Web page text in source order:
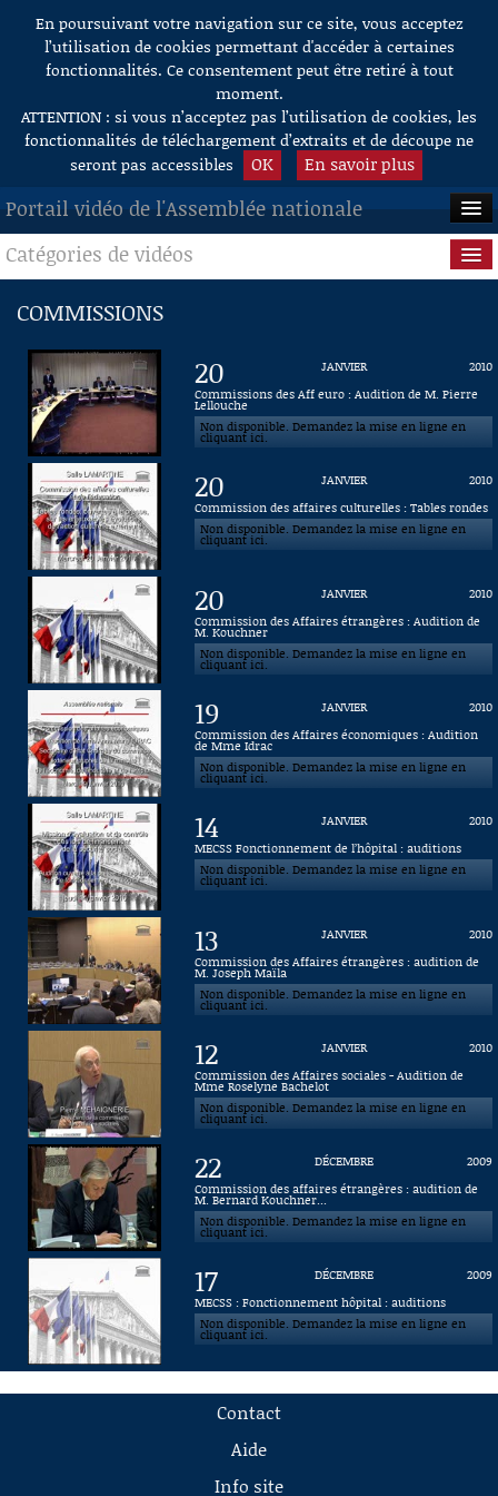
Aller au contenu
En poursuivant votre navigation sur ce site, vous acceptez
l’utilisation de cookies permettant d'accéder à certaines
fonctionnalités. Ce consentement peut être retiré à tout
moment.
ATTENTION : si vous n’acceptez pas l’utilisation de cookies, les
fonctionnalités de téléchargement d’extraits et de découpe ne
seront pas accessibles
OK En savoir plus
Portail vidéo de l'Assemblée nationale
ACCUEIL
EN DIRECT
À LA DEMANDE
RECHERCHE
AIDE À LA DÉCOUPE
DE VIDÉOS
Catégories de vidéos
Questions au Gouvernement
Commissions
Présidence
Évènements
Connaissance, Histoire
COMMISSIONS
20 JANVIER
2010
Commissions des Aff euro : Audition de M. Pierre
Lellouche
Non disponible. Demandez la mise en ligne en
cliquant ici.
20 JANVIER
2010
Commission des affaires culturelles : Tables rondes
Non disponible. Demandez la mise en ligne en
cliquant ici.
20 JANVIER
2010
Commission des Affaires étrangères : Audition de
M. Kouchner
Non disponible. Demandez la mise en ligne en
cliquant ici.
19 JANVIER
2010
Commission des Affaires économiques : Audition
de Mme Idrac
Non disponible. Demandez la mise en ligne en
cliquant ici.
14 JANVIER
2010
MECSS Fonctionnement de l’hôpital : auditions
Non disponible. Demandez la mise en ligne en
cliquant ici.
13 JANVIER
2010
Commission des Affaires étrangères : audition de
M. Joseph Maïla
Non disponible. Demandez la mise en ligne en
cliquant ici.
12 JANVIER
2010
Commission des Affaires sociales - Audition de
Mme Roselyne Bachelot
Non disponible. Demandez la mise en ligne en
cliquant ici.
22 DÉCEMBRE
2009
Commission des affaires étrangères : audition de
M. Bernard Kouchner...
Non disponible. Demandez la mise en ligne en
cliquant ici.
17 DÉCEMBRE
2009
MECSS : Fonctionnement hôpital : auditions
Non disponible. Demandez la mise en ligne en
cliquant ici.
Contact
Aide
Info site